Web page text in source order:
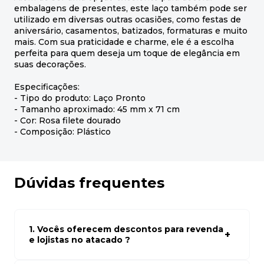
embalagens de presentes, este laço também pode ser
utilizado em diversas outras ocasiões, como festas de
aniversário, casamentos, batizados, formaturas e muito
mais. Com sua praticidade e charme, ele é a escolha
perfeita para quem deseja um toque de elegância em
suas decorações.
Especificações:
- Tipo do produto: Laço Pronto
- Tamanho aproximado: 45 mm x 71 cm
- Cor: Rosa filete dourado
- Composição: Plástico
Dúvidas frequentes
1. Vocês oferecem descontos para revenda
e lojistas no atacado ?